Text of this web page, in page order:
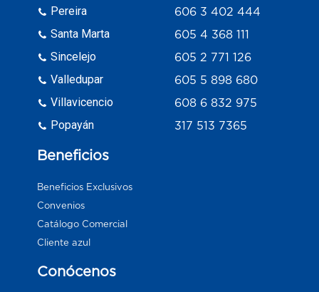
Pereira
Santa Marta
Sincelejo
Valledupar
Villavicencio
Popayán
606 3 402 444
605 4 368 111
605 2 771 126
605 5 898 680
608 6 832 975
317 513 7365
Beneficios
Beneficios Exclusivos
Convenios
Catálogo Comercial
Cliente azul
Conócenos